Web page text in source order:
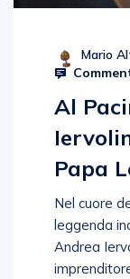
Mario
Al
Papa
Nel cuore
leggenda
Andrea